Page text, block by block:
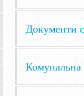
Документи
Комунальна